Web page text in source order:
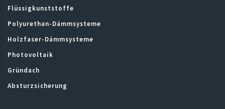
Flüssigkunststoffe
Polyurethan-Dämmsysteme
Holzfaser-Dämmsysteme
Photovoltaik
Gründach
Absturzsicherung